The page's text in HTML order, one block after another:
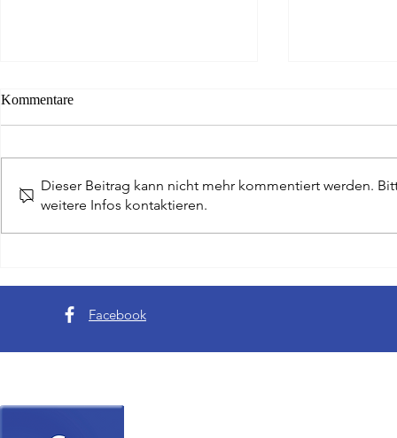
Writer-Cup: Team Hessen
Jochen
Kommentare
Dieser Beitrag kann nicht mehr kommentiert werden.
weitere Infos kontaktieren.
Facebook